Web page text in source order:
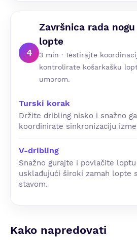
4
Završnica rada
lopte
3 min · Testirajte
kontrolirate košarkašku
umorom.
Turski korak
Držite dribling nisko i snažno
koordinirate sinkronizaciju
V-dribling
Snažno gurajte i povlačite
usklađujući široki zamah lopte
stavom.
Kako napredovati